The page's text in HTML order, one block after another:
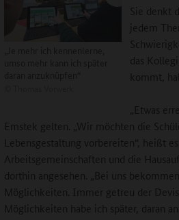
Sie denkt
jedem
das
kommt,
„Etwas
Emstek gelten. „Wir möchten die
Lebensgestaltung vorbereiten“, heißt
Arbeitsgemeinschaften und die
dorthin angesehen. „Bei uns
Möglichkeiten. Immer getreu der
Möglichkeiten habe ich später, daran